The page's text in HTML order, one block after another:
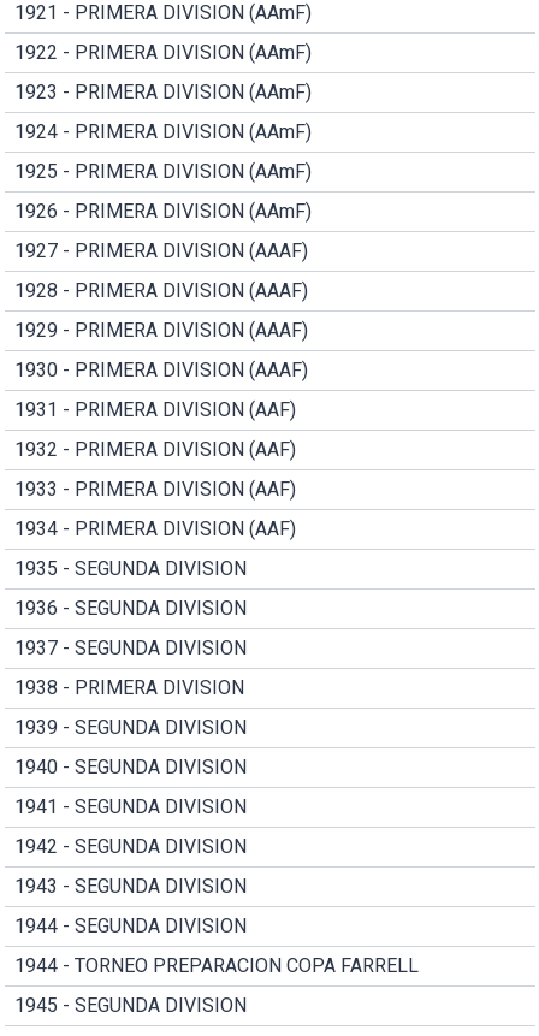
1921 - PRIMERA DIVISION (AAmF)
1922 - PRIMERA DIVISION (AAmF)
1923 - PRIMERA DIVISION (AAmF)
1924 - PRIMERA DIVISION (AAmF)
1925 - PRIMERA DIVISION (AAmF)
1926 - PRIMERA DIVISION (AAmF)
1927 - PRIMERA DIVISION (AAAF)
1928 - PRIMERA DIVISION (AAAF)
1929 - PRIMERA DIVISION (AAAF)
1930 - PRIMERA DIVISION (AAAF)
1931 - PRIMERA DIVISION (AAF)
1932 - PRIMERA DIVISION (AAF)
1933 - PRIMERA DIVISION (AAF)
1934 - PRIMERA DIVISION (AAF)
1935 - SEGUNDA DIVISION
1936 - SEGUNDA DIVISION
1937 - SEGUNDA DIVISION
1938 - PRIMERA DIVISION
1939 - SEGUNDA DIVISION
1940 - SEGUNDA DIVISION
1941 - SEGUNDA DIVISION
1942 - SEGUNDA DIVISION
1943 - SEGUNDA DIVISION
1944 - SEGUNDA DIVISION
1944 - TORNEO PREPARACION COPA FARRELL
1945 - SEGUNDA DIVISION